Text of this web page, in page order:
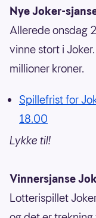
Nye Joker-
Allerede onsdag
vinne stort i
millioner kroner.
Spillefrist for
18.00
Lykke til!
Vinnersjanse
Lotterispillet